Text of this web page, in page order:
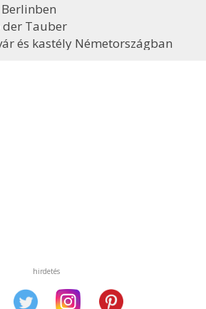
der Tauber
és kastély Németországban
hirdetés